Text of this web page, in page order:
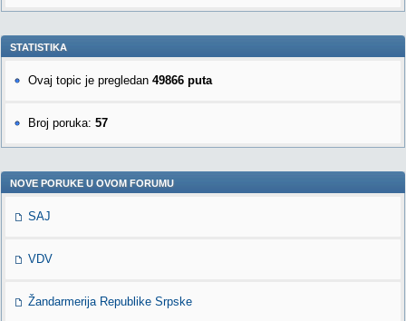
STATISTIKA
Ovaj topic je pregledan 49866 puta
Broj poruka: 57
NOVE PORUKE U OVOM FORUMU
SAJ
VDV
Žandarmerija Republike Srpske